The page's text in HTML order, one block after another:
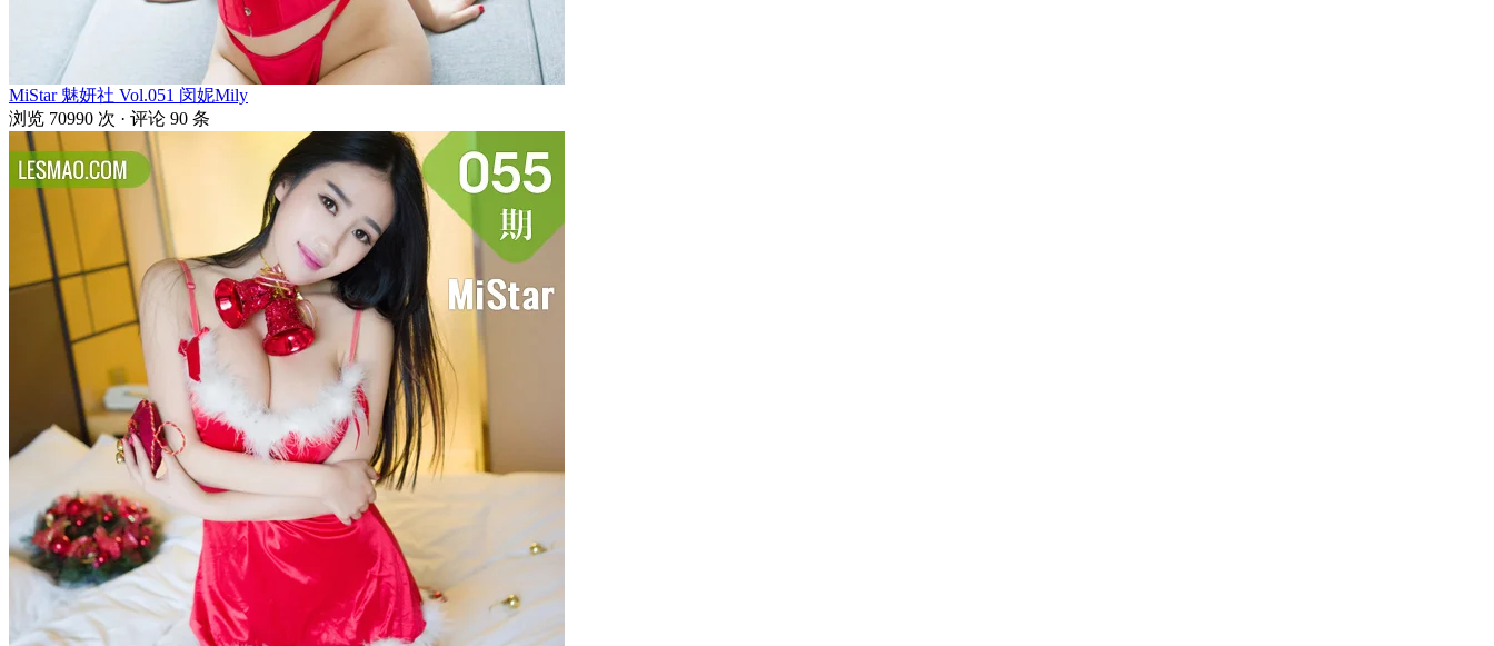
MiStar 魅妍社 Vol.051 闵妮Mily
浏览 70990 次 · 评论 90 条